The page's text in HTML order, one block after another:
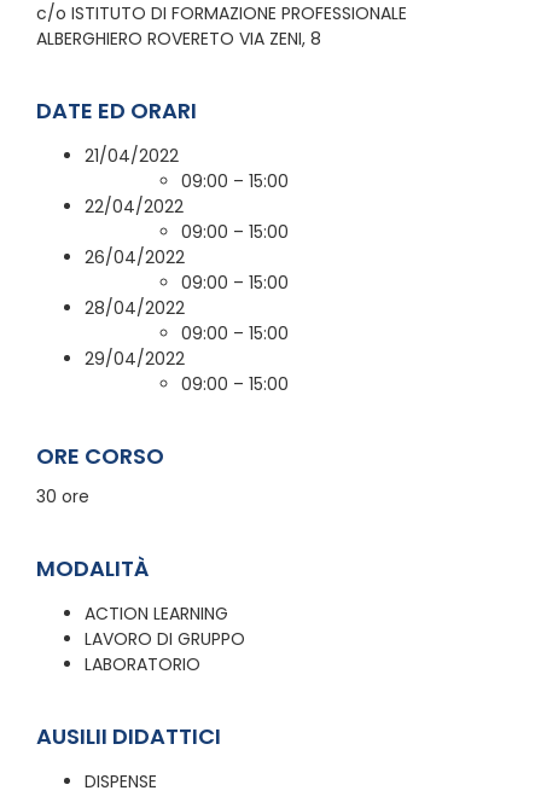
c/o ISTITUTO DI FORMAZIONE PROFESSIONALE
ALBERGHIERO ROVERETO VIA ZENI, 8
DATE ED ORARI
21/04/2022
09:00 – 15:00
22/04/2022
09:00 – 15:00
26/04/2022
09:00 – 15:00
28/04/2022
09:00 – 15:00
29/04/2022
09:00 – 15:00
ORE CORSO
30 ore
MODALITÀ
ACTION LEARNING
LAVORO DI GRUPPO
LABORATORIO
AUSILII DIDATTICI
DISPENSE